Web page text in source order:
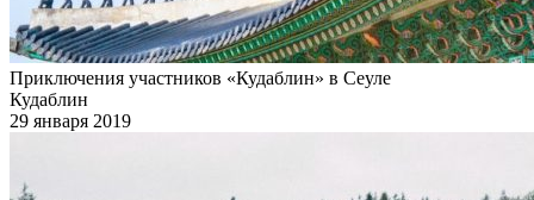
Приключения участников «Кудаблин» в Сеуле
Кудаблин
29 января 2019